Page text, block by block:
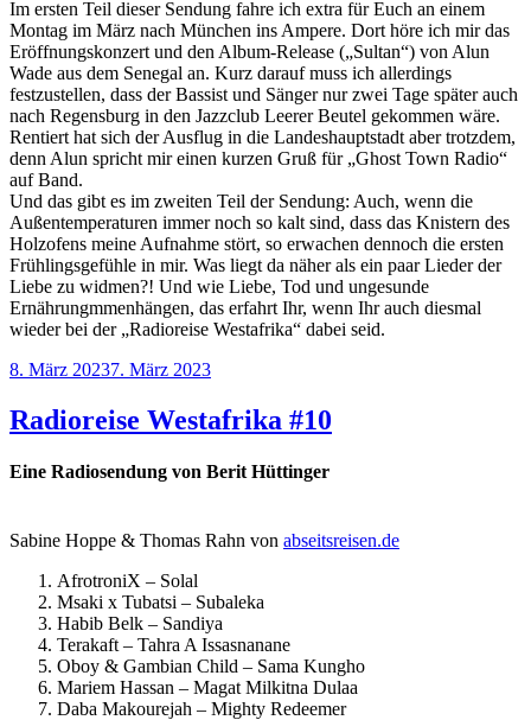
Im ersten Teil dieser Sendung fahre ich extra für Euch an einem
Montag im März nach München ins Ampere. Dort höre ich mir das
Eröffnungskonzert und den Album-Release („Sultan“) von Alun
Wade aus dem Senegal an. Kurz darauf muss ich allerdings
festzustellen, dass der Bassist und Sänger nur zwei Tage später auch
nach Regensburg in den Jazzclub Leerer Beutel gekommen wäre.
Rentiert hat sich der Ausflug in die Landeshauptstadt aber trotzdem,
denn Alun spricht mir einen kurzen Gruß für „Ghost Town Radio“
auf Band.
Und das gibt es im zweiten Teil der Sendung: Auch, wenn die
Außentemperaturen immer noch so kalt sind, dass das Knistern des
Holzofens meine Aufnahme stört, so erwachen dennoch die ersten
Frühlingsgefühle in mir. Was liegt da näher als ein paar Lieder der
Liebe zu widmen?! Und wie Liebe, Tod und ungesunde
Ernährungmmenhängen, das erfahrt Ihr, wenn Ihr auch diesmal
wieder bei der „Radioreise Westafrika“ dabei seid.
Veröffentlicht
8. März 20237. März 2023
Radioreise Westafrika #10
Eine Radiosendung von Berit Hüttinger
Sabine Hoppe & Thomas Rahn von abseitsreisen.de
AfrotroniX – Solal
Msaki x Tubatsi – Subaleka
Habib Belk – Sandiya
Terakaft – Tahra A Issasnanane
Oboy & Gambian Child – Sama Kungho
Mariem Hassan – Magat Milkitna Dulaa
Daba Makourejah – Mighty Redeemer